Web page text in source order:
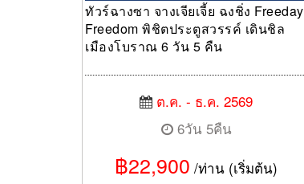
ทัวร์ฉางซา จางเจียเจี้ย ฉงชิ่ง Freeday
Freedom พิชิตประตูสวรรค์ เดินชิล
เมืองโบราณ 6 วัน 5 คืน
ต.ค. - ธ.ค. 2569
6วัน 5คืน
฿22,900 /ท่าน (เริ่มต้น)